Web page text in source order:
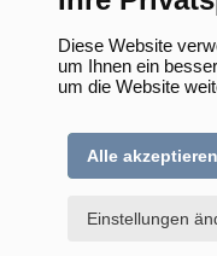
Diese Website
um Ihnen ein
um die Website
Alle akzeptieren
Einstellungen